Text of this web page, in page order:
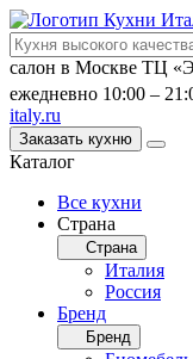
салон в Москве ТЦ
ежедневно 10:00 –
italy.ru
Заказать кухню
Каталог
Все кухни
Страна
Страна
Италия
Россия
Бренд
Бренд